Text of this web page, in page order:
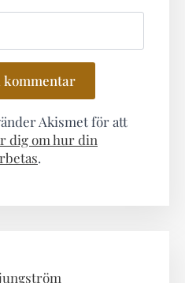
Akismet för att
dig om hur din
.